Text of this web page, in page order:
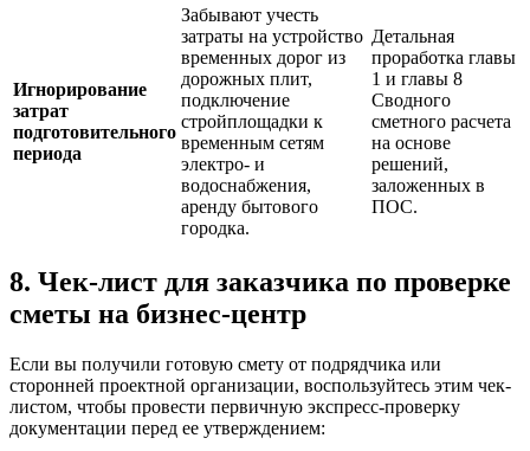
Игнорирование
затрат
подготовительного
периода
Забывают учесть
затраты на устройство
временных дорог из
дорожных плит,
подключение
стройплощадки к
временным сетям
электро- и
водоснабжения,
аренду бытового
городка.
Детальная
проработка главы
1 и главы 8
Сводного
сметного расчета
на основе
решений,
заложенных в
ПОС.
8. Чек-лист для заказчика по проверке
сметы на бизнес-центр
Если вы получили готовую смету от подрядчика или
сторонней проектной организации, воспользуйтесь этим чек-
листом, чтобы провести первичную экспресс-проверку
документации перед ее утверждением: